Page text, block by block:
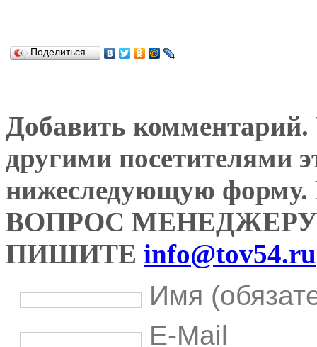
Поделиться…
Добавить комментарий.
другими посетителями
нижеследующую
ВОПРОС
ПИШИТЕ info@tov54.ru
Имя
E-Mail